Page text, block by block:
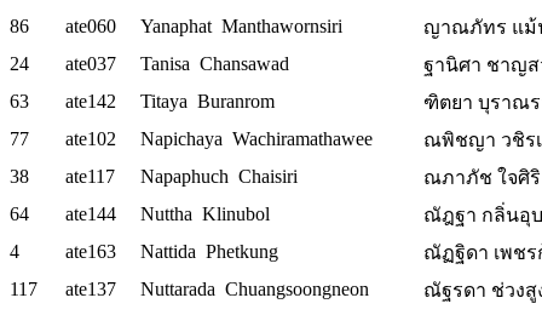
86
ate060 Yanaphat Manthawornsiri
ญาณภัทร แม้
24
ate037 Tanisa Chansawad
ฐานิศา ชาญ
63
ate142 Titaya Buranrom
ฑิตยา บุราณร
77
ate102 Napichaya Wachiramathawee
ณพิชญา วชิร
38
ate117 Napaphuch Chaisiri
ณภาภัช ใจศิริ
64
ate144 Nuttha Klinubol
ณัฎฐา กลิ่นอุ
4
ate163 Nattida Phetkung
ณัฏฐิดา เพชร
117
ate137 Nuttarada Chuangsoongneon
ณัฐรดา ช่วงสู